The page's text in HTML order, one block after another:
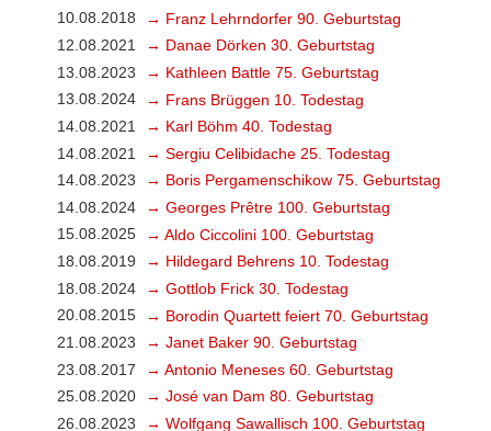
10.08.2018
→ Franz Lehrndorfer 90. Geburtstag
12.08.2021
→ Danae Dörken 30. Geburtstag
13.08.2023
→ Kathleen Battle 75. Geburtstag
13.08.2024
→ Frans Brüggen 10. Todestag
14.08.2021
→ Karl Böhm 40. Todestag
14.08.2021
→ Sergiu Celibidache 25. Todestag
14.08.2023
→ Boris Pergamenschikow 75. Geburtstag
14.08.2024
→ Georges Prêtre 100. Geburtstag
15.08.2025
→ Aldo Ciccolini 100. Geburtstag
18.08.2019
→ Hildegard Behrens 10. Todestag
18.08.2024
→ Gottlob Frick 30. Todestag
20.08.2015
→ Borodin Quartett feiert 70. Geburtstag
21.08.2023
→ Janet Baker 90. Geburtstag
23.08.2017
→ Antonio Meneses 60. Geburtstag
25.08.2020
→ José van Dam 80. Geburtstag
26.08.2023
→ Wolfgang Sawallisch 100. Geburtstag